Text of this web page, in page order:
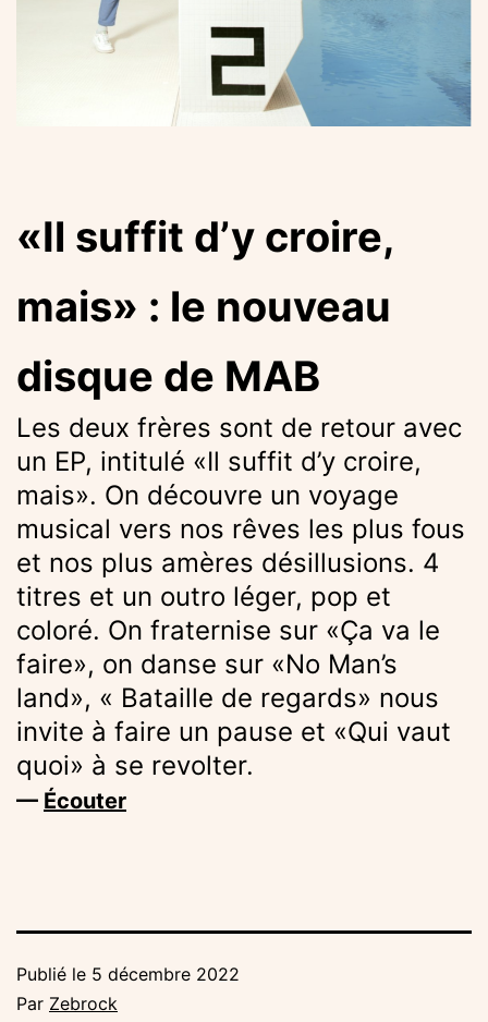
«Il suffit d’y croire,
mais» : le nouveau
disque de MAB
Les deux frères sont de retour avec
un EP, intitulé «Il suffit d’y croire,
mais». On découvre un voyage
musical vers nos rêves les plus fous
et nos plus amères désillusions. 4
titres et un outro léger, pop et
coloré. On fraternise sur «Ça va le
faire», on danse sur «No Man’s
land», « Bataille de regards» nous
invite à faire un pause et «Qui vaut
quoi» à se revolter.
— Écouter
Publié le 5 décembre 2022
Par Zebrock